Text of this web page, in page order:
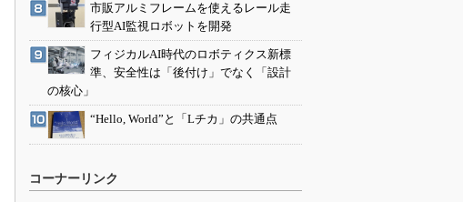
市販アルミフレームを使えるレール走
行型AI監視ロボットを開発
フィジカルAI時代のロボティクス新標
準、安全性は「後付け」でなく「設計
の核心」
“Hello, World”と「Lチカ」の共通点
コーナーリンク